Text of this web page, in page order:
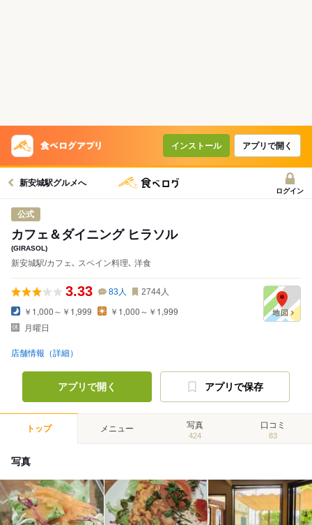
インストール アプリで開く
新安城駅グルメへ
ログイン
公式
カフェ＆ダイニング ヒラソル
(GIRASOL)
新安城駅/カフェ､ スペイン料理､ 洋食
3.33 83人 2744人
￥1,000～￥1,999
￥1,000～￥1,999
月曜日
店舗情報（詳細）
アプリで開く アプリで保存
トップ メニュー 写真
424
口コミ
83
写真